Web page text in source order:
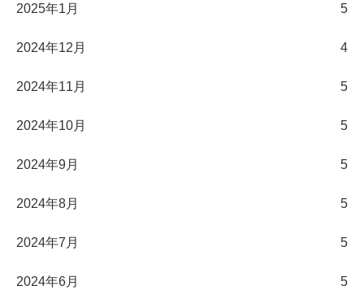
2025年1月 5
2024年12月 4
2024年11月 5
2024年10月 5
2024年9月 5
2024年8月 5
2024年7月 5
2024年6月 5